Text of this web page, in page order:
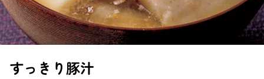
すっきり豚汁